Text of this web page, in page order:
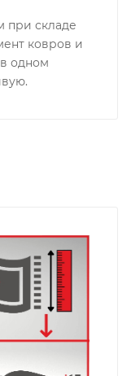
при складе
ковров и
одном